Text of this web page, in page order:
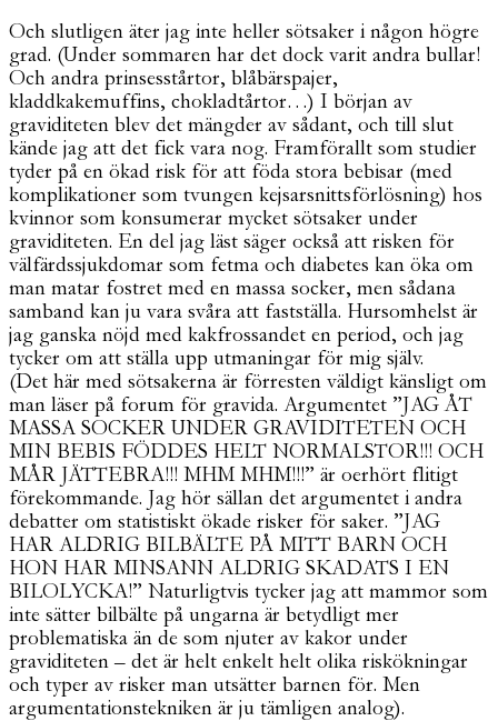
Och slutligen äter jag inte heller sötsaker i någon högre
grad. (Under sommaren har det dock varit andra bullar!
Och andra prinsesstårtor, blåbärspajer,
kladdkakemuffins, chokladtårtor…) I början av
graviditeten blev det mängder av sådant, och till slut
kände jag att det fick vara nog. Framförallt som studier
tyder på en ökad risk för att föda stora bebisar (med
komplikationer som tvungen kejsarsnittsförlösning) hos
kvinnor som konsumerar mycket sötsaker under
graviditeten. En del jag läst säger också att risken för
välfärdssjukdomar som fetma och diabetes kan öka om
man matar fostret med en massa socker, men sådana
samband kan ju vara svåra att fastställa. Hursomhelst är
jag ganska nöjd med kakfrossandet en period, och jag
tycker om att ställa upp utmaningar för mig själv.
(Det här med sötsakerna är förresten väldigt känsligt om
man läser på forum för gravida. Argumentet ”JAG ÅT
MASSA SOCKER UNDER GRAVIDITETEN OCH
MIN BEBIS FÖDDES HELT NORMALSTOR!!! OCH
MÅR JÄTTEBRA!!! MHM MHM!!!” är oerhört flitigt
förekommande. Jag hör sällan det argumentet i andra
debatter om statistiskt ökade risker för saker. ”JAG
HAR ALDRIG BILBÄLTE PÅ MITT BARN OCH
HON HAR MINSANN ALDRIG SKADATS I EN
BILOLYCKA!” Naturligtvis tycker jag att mammor som
inte sätter bilbälte på ungarna är betydligt mer
problematiska än de som njuter av kakor under
graviditeten – det är helt enkelt helt olika riskökningar
och typer av risker man utsätter barnen för. Men
argumentationstekniken är ju tämligen analog).